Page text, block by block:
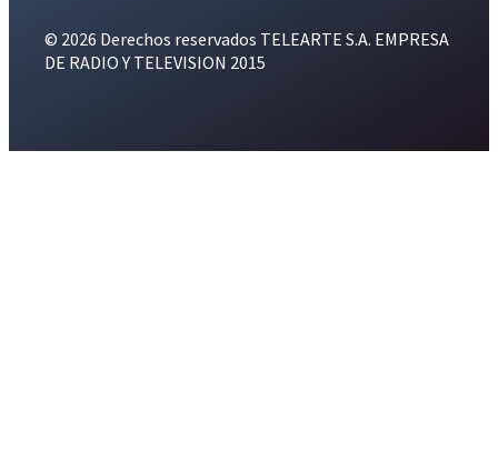
© 2026 Derechos reservados TELEARTE S.A. EMPRESA
DE RADIO Y TELEVISION 2015